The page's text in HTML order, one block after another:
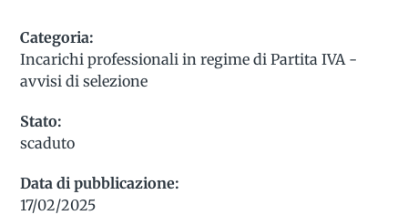
Categoria:
Incarichi professionali in regime di Partita IVA -
avvisi di selezione
Stato:
scaduto
Data di pubblicazione:
17/02/2025